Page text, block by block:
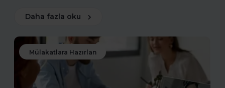
Daha fazla oku
Mülakatlara Hazırlan